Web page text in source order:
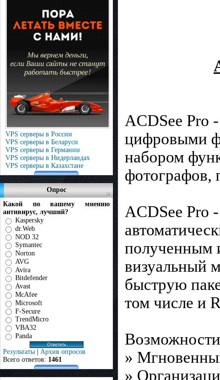
VPS серверы в России
VPS серверы в Беларуси
VPS серверы в Германии
VPS серверы в Нидерландах
VPS серверы в Казахстане
Опрос
Какой по вашему мнению
антивирус, лучший?
Kaspersky
dr.Web
NOD 32
Symantec
Norton
AVG
Avira
Bitdefender
Avast
McAfee
Microsoft
F-Secure
TrendMicro
VBA32
Panda
Результаты | Архив опросов
Всего ответов: 1461
ACDSee Pro
цифровыми
набором
фотографов,
ACDSee Pro
полученным
визуальный
быструю
том числе и
»
»